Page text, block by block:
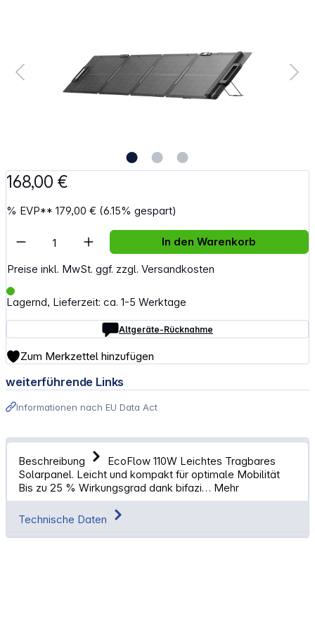
168,00 €
% EVP**179,00 € (6.15% gespart)
Preise inkl. MwSt. ggf. zzgl. Versandkosten
Lagernd, Lieferzeit: ca. 1-5 Werktage
Altgeräte-Rücknahme
Artikel Anzahl: Gib den gewünschten
In den Warenkorb
Zum Merkzettel hinzufügen
weiterführende Links
Informationen nach EU Data Act
Beschreibung
EcoFlow 110W Leichtes Tragbares
Solarpanel. Leicht und kompakt für optimale Mobilität
Bis zu 25 % Wirkungsgrad dank bifazi… Mehr
Technische Daten